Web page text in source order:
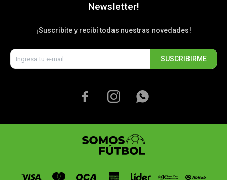
Newsletter!
¡Suscribite y recibí todas nuestras novedades!
SUSCRIBIRME
  